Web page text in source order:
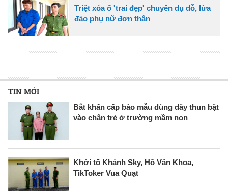
Triệt xóa ổ 'trai đẹp' chuyên dụ dỗ, lừa
đảo phụ nữ đơn thân
TIN MỚI
Bắt khẩn cấp bảo mẫu dùng dây thun bật
vào chân trẻ ở trường mầm non
Khởi tố Khánh Sky, Hồ Văn Khoa,
TikToker Vua Quạt